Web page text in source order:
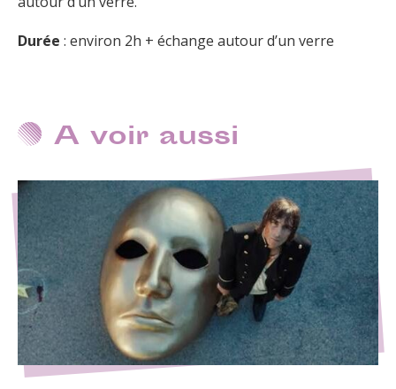
Durée : environ 2h + échange autour d’un verre
A voir aussi